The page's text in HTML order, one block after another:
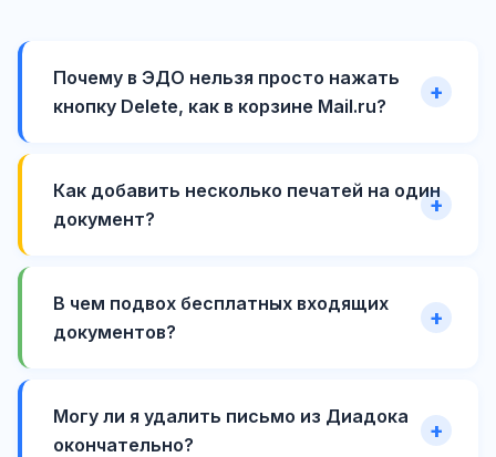
Почему в ЭДО нельзя просто нажать
кнопку Delete, как в корзине Mail.ru?
Как добавить несколько печатей на один
документ?
В чем подвох бесплатных входящих
документов?
Могу ли я удалить письмо из Диадока
окончательно?